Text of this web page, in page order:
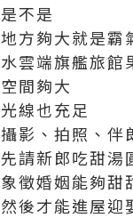
是不是
地方夠大就是霸
水雲端旗艦旅館
空間夠大
光線也充足
攝影、拍照、伴
先請新郎吃甜湯
象徵婚姻能夠甜
然後才能進屋迎